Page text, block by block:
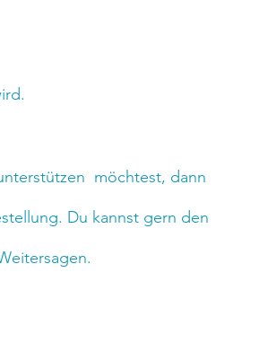
möchtest, dann
Du kannst gern den